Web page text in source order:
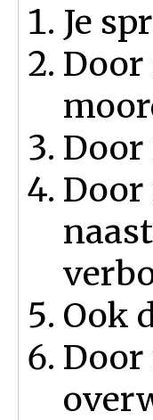
Je
Door
Door
Door
Ook
Door